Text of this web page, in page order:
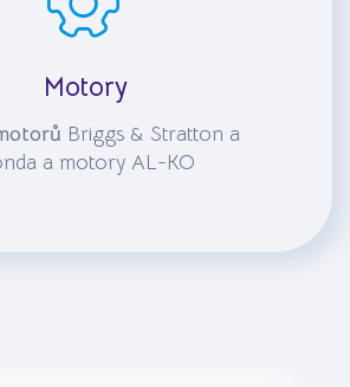
Motory
Briggs & Stratton a
a motory AL-KO